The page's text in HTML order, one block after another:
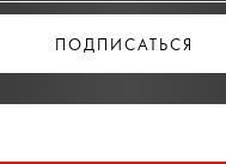
ПОДПИСАТЬСЯ